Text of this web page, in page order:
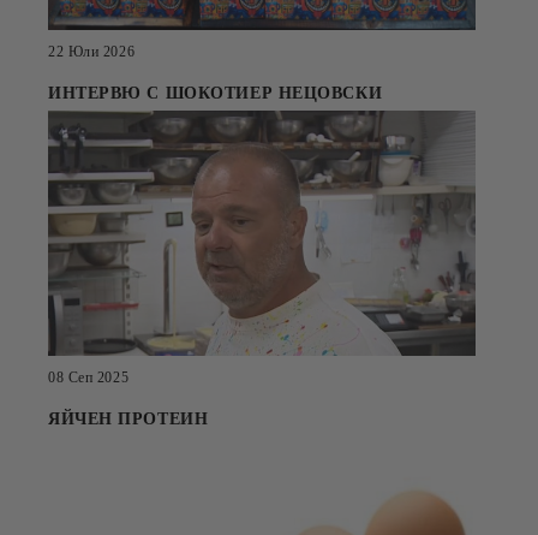
22 Юли 2026
ИНТЕРВЮ С ШОКОТИЕР НЕЦОВСКИ
08 Сеп 2025
ЯЙЧЕН ПРОТЕИН